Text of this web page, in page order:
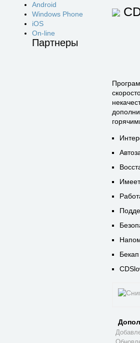
Android
Windows Phone
iOS
On-line
Партнеры